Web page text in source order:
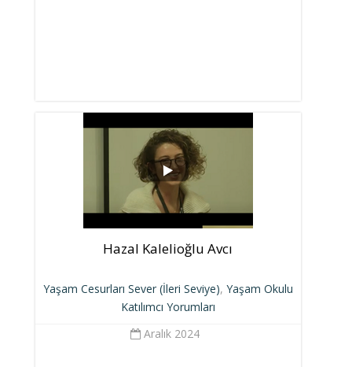
Hazal Kalelioğlu Avcı
Yaşam Cesurları Sever (İleri Seviye), Yaşam Okulu
Katılımcı Yorumları
Aralık 2024